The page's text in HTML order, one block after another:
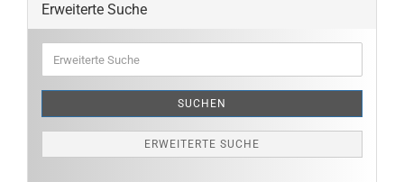
Erweiterte Suche
Suche
SUCHEN
ERWEITERTE SUCHE